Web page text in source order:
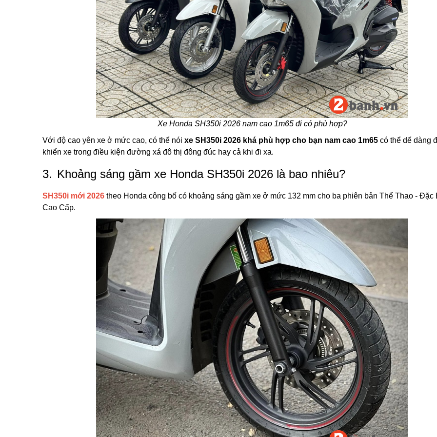
Xe Honda SH350i 2026 nam cao 1m65 đi có phù hợp?
Với độ cao yên xe ở mức cao, có thể nói xe SH350i 2026 khá phù hợp cho bạn nam cao 1m65 có thể dể dàng
khiển xe trong điều kiện đường xá đô thị đông đúc hay cả khi đi xa.
3. Khoảng sáng gầm xe Honda SH350i 2026 là bao nhiêu?
SH350i mới 2026 theo Honda công bố có khoảng sáng gầm xe ở mức 132 mm cho ba phiên bản Thể Thao - Đặc
Cao Cấp.